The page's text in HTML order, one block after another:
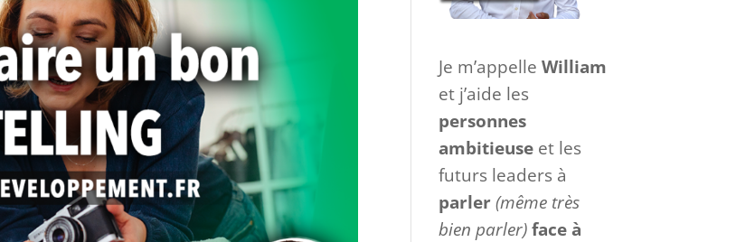
Je m’appelleWilliam
et j’aide les
personnes
ambitieuse et les
futurs leaders à
parler(même très
bien parler)face à